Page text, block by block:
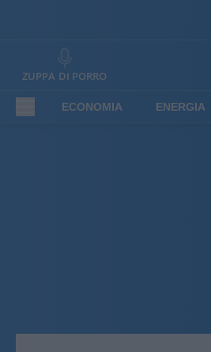
ZUPPA DI PORRO
ECONOMIA ENERGIA